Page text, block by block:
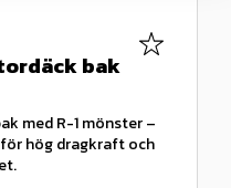
bak
med R-1 mönster –
hög dragkraft och
Lägg till